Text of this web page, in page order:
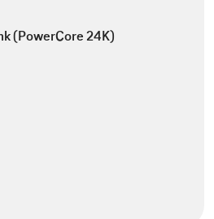
(PowerCore 24K)